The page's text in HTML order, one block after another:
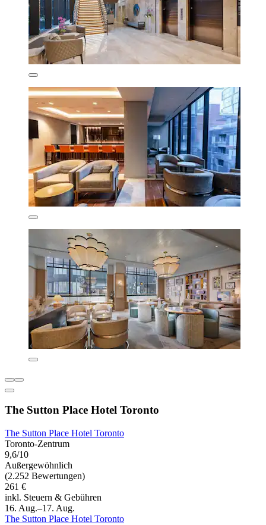
The Sutton Place Hotel Toronto
The Sutton Place Hotel Toronto
Toronto-Zentrum
9,6/10
Außergewöhnlich
(2.252 Bewertungen)
261 €
inkl. Steuern & Gebühren
16. Aug.–17. Aug.
The Sutton Place Hotel Toronto